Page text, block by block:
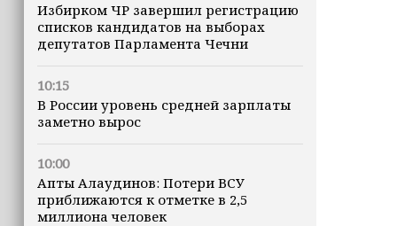
Избирком ЧР завершил регистрацию
списков кандидатов на выборах
депутатов Парламента Чечни
10:15
В России уровень средней зарплаты
заметно вырос
10:00
Апты Алаудинов: Потери ВСУ
приближаются к отметке в 2,5
миллиона человек